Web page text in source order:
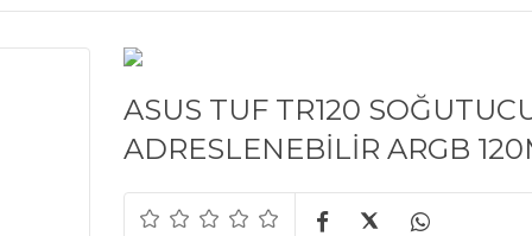
ASUS TUF TR120
ADRESLENEBİLİR ARGB